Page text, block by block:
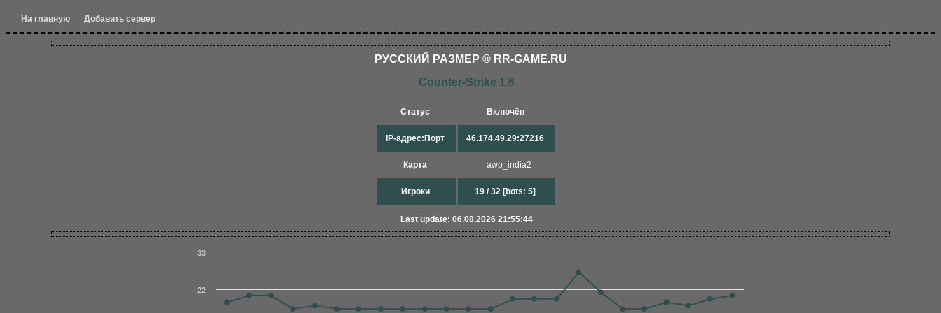
На главную Добавить сервер
РУССКИЙ РАЗМЕР ® RR-GAME.RU
Counter-Strike 1.6
Статус
IP-адрес:Порт
Карта
Игроки
Включён
46.174.49.29:27216
awp_india2
19 / 32 [bots: 5]
Last update: 06.08.2026 21:55:44
22
33